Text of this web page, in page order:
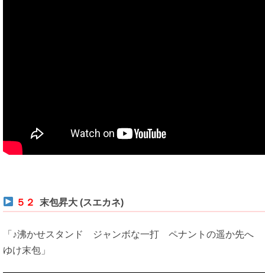
５２ 末包昇大 (スエカネ)
「♪沸かせスタンド ジャンボな一打 ペナントの遥か先へ
ゆけ末包」